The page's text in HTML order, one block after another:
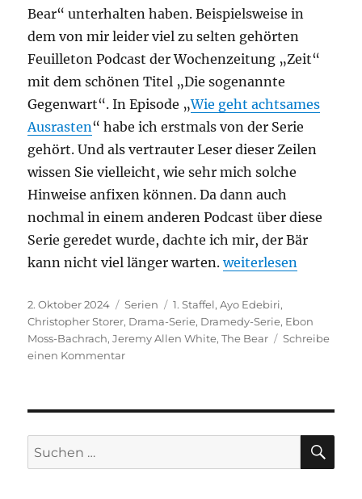
Bear“ unterhalten haben. Beispielsweise in
dem von mir leider viel zu selten gehörten
Feuilleton Podcast der Wochenzeitung „Zeit“
mit dem schönen Titel „Die sogenannte
Gegenwart“. In Episode „Wie geht achtsames
Ausrasten“ habe ich erstmals von der Serie
gehört. Und als vertrauter Leser dieser Zeilen
wissen Sie vielleicht, wie sehr mich solche
Hinweise anfixen können. Da dann auch
nochmal in einem anderen Podcast über diese
Serie geredet wurde, dachte ich mir, der Bär
kann nicht viel länger warten.„The Bear (Staffel 1)“
weiterlesen
Veröffentlicht
am
2. Oktober 2024 Kategorien
Serien Schlagwörter
1. Staffel,Ayo Edebiri,
Christopher Storer, Drama-Serie, Dramedy-Serie, Ebon
Moss-Bachrach,Jeremy Allen White,The Bear
Schreibe
einen Kommentarzu
Suchen
nach: